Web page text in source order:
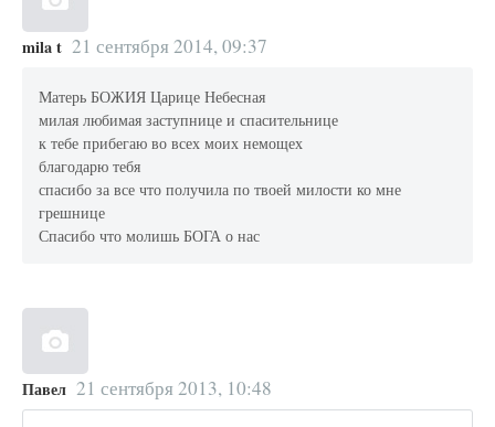
mila t 21 сентября 2014, 09:37
Матерь БОЖИЯ Царице Небесная
милая любимая заступнице и спасительнице
к тебе прибегаю во всех моих немощех
благодарю тебя
спасибо за все что получила по твоей милости ко мне
грешнице
Спасибо что молишь БОГА о нас
Павел 21 сентября 2013, 10:48